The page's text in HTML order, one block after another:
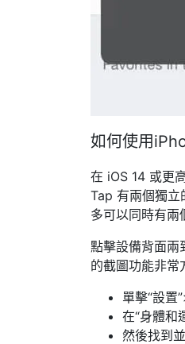
如何使用
在 iOS 14 或更
Tap 有兩個獨
多可以同時有兩
點擊設備背面兩
的截圖功能非常
單擊“設置
在“身體和
然後找到